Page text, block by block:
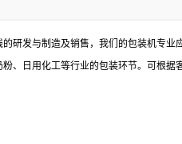
发与制造及销售，我们的包装机专业
、日用化工等行业的包装环节。可根据